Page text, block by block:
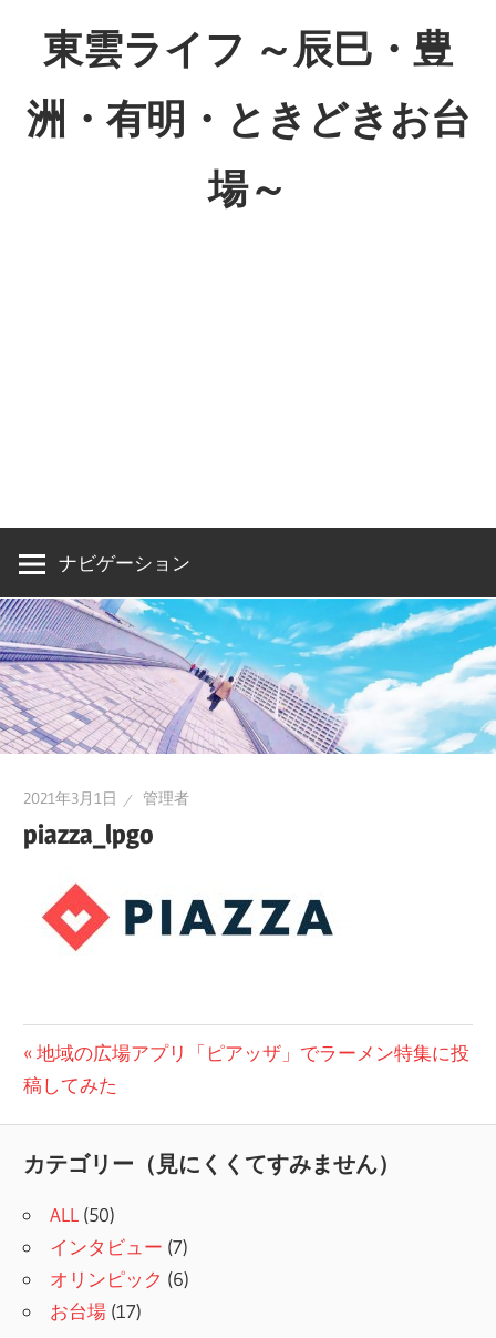
東雲ライフ ～辰巳・豊
洲・有明・ときどきお台
場～
洲・
有
と
き
ど
き
お
～
ナビゲーション
2021年3月1日 管理者
piazza_lpgo
投
稿
ビ
ゲ
ー
シ
前
の
地域の広場アプリ「ピアッザ」でラーメン特集に投
稿してみた
カテゴリー（見にくくてすみません）
ALL (50)
インタビュー (7)
オリンピック (6)
お台場 (17)